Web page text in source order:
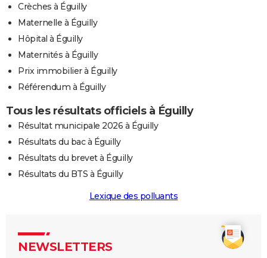
Crèches à Éguilly
Maternelle à Éguilly
Hôpital à Éguilly
Maternités à Éguilly
Prix immobilier à Éguilly
Référendum à Éguilly
Tous les résultats officiels à Éguilly
Résultat municipale 2026 à Éguilly
Résultats du bac à Éguilly
Résultats du brevet à Éguilly
Résultats du BTS à Éguilly
Lexique des polluants
NEWSLETTERS